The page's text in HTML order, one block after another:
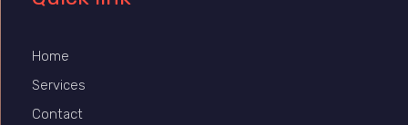
Home
Services
Contact